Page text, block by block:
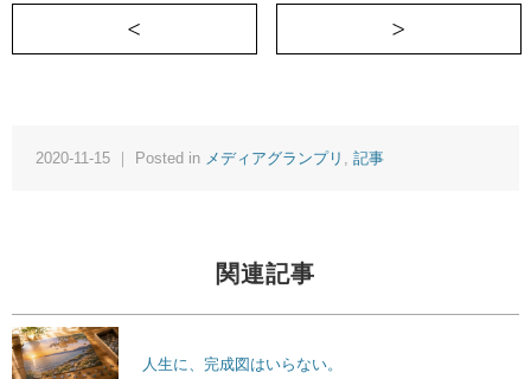
＜ あなたを輝かせるジャンルの条件
2020-11-15 ｜ Posted in メディアグランプリ 記事
関連記事
人生に、完成図はいらない。